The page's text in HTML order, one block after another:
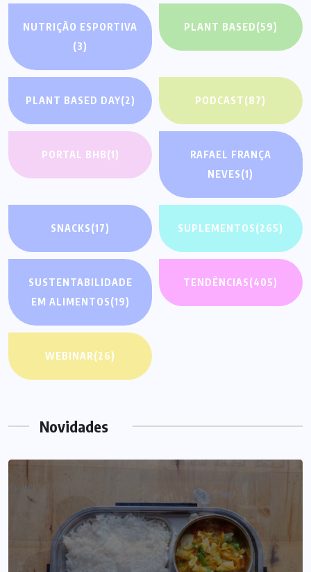
NUTRIÇÃO ESPORTIVA
(3)
PLANT BASED(59)
PLANT BASED DAY(2) PODCAST(87)
PORTAL BHB(1)
RAFAEL FRANÇA
NEVES(1)
SNACKS(17) SUPLEMENTOS(265)
SUSTENTABILIDADE
EM ALIMENTOS(19)
TENDÊNCIAS(405)
WEBINAR(26)
Novidades